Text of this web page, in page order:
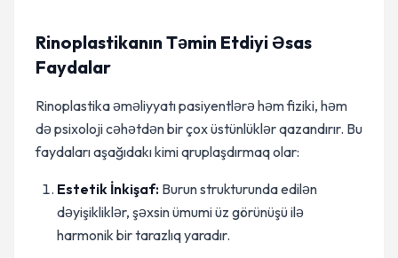
Rinoplastikanın Təmin Etdiyi Əsas
Faydalar
Rinoplastika əməliyyatı pasiyentlərə həm fiziki, həm
də psixoloji cəhətdən bir çox üstünlüklər qazandırır. Bu
faydaları aşağıdakı kimi qruplaşdırmaq olar:
Estetik İnkişaf: Burun strukturunda edilən
dəyişikliklər, şəxsin ümumi üz görünüşü ilə
harmonik bir tarazlıq yaradır.